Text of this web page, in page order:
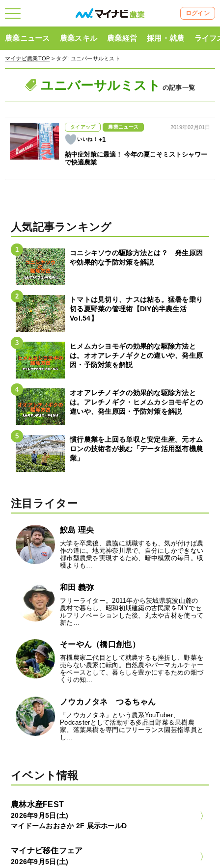
ログイン
農業ニュース 農業スキル 農業経営 採用・就農 ライフ
マイナビ農業TOP > タグ: ユニバーサルミスト
ユニバーサルミスト の記事一覧
タイアップ 農業ニュース
+1
2019年02月01日
熱中症対策に最適！ 今年の夏こそミストシャワー
で快適農業
人気記事ランキング
コニシキソウの駆除方法とは？ 発生原因
や効果的な予防対策を解説
トマトは見切り、ナスは粘る。猛暑を乗り
切る夏野菜の管理術【DIY的半農生活
Vol.54】
ヒメムカシヨモギの効果的な駆除方法と
は。オオアレチノギクとの違いや、発生原
因・予防対策を解説
オオアレチノギクの効果的な駆除方法と
は。アレチノギク・ヒメムカシヨモギとの
違いや、発生原因・予防対策を解説
慣行農業を上回る単収と安定生産。元オム
ロンの技術者が挑む「データ活用型有機農
業」
注目ライター
鮫島 理央
大学を卒業後、農協に就職するも、気が付けば農
作の道に。地元神奈川県で、自分にしかできない
都市型農業を実現するため、暗中模索の毎日。収
穫よりも…
和田 義弥
フリーライター。2011年から茨城県筑波山麓の
農村で暮らし、昭和初期建築の古民家をDIYでセ
ルフリノベーションした後、丸太や古材を使って
新た…
そーやん（橋口創也）
有機農家二代目として就農するも挫折し、野菜を
売らない農家に転向。自然農やパーマカルチャー
をベースとして、暮らしを豊かにするための畑づ
くりの知…
ノウカノタネ つるちゃん
「ノウカノタネ」という農系YouTuber、
Podcasterとして活動する多品目野菜＆果樹農
家。落葉果樹を専門にフリーランス園芸指導員と
し…
イベント情報
農林水産FEST
2026年9月5日(土)
マイドームおおさか 2F 展示ホールD
マイナビ移住フェア
2026年9月5日(土)